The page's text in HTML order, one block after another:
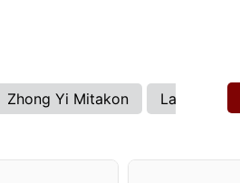
Zhong Yi Mitakon Laowa